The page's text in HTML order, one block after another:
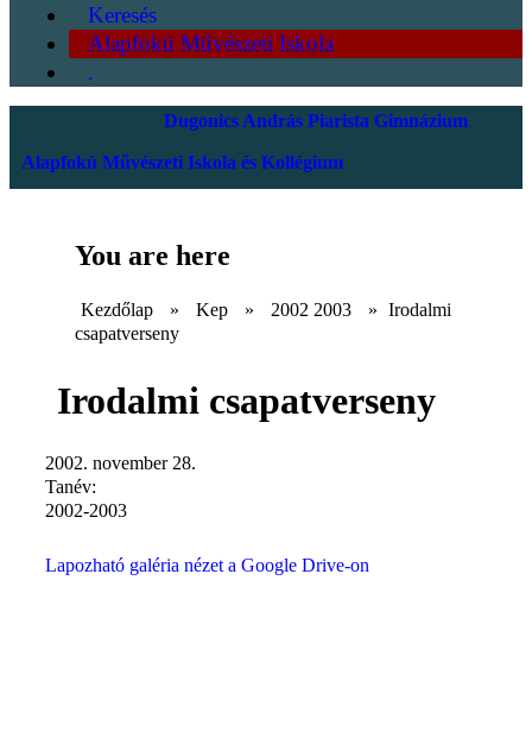
Keresés
Alapfokú Művészeti Iskola
.
Dugonics András Piarista Gimnázium
Alapfokú Művészeti Iskola és Kollégium
You are here
Kezdőlap » Kep » 2002 2003 » Irodalmi
csapatverseny
Irodalmi csapatverseny
2002. november 28.
Tanév:
2002-2003
Lapozható galéria nézet a Google Drive-on